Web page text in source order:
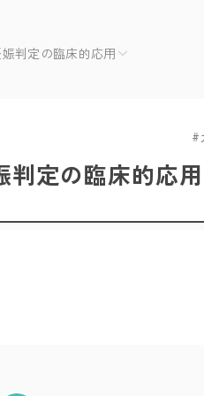
判定の臨床的応用
定の臨床的応用